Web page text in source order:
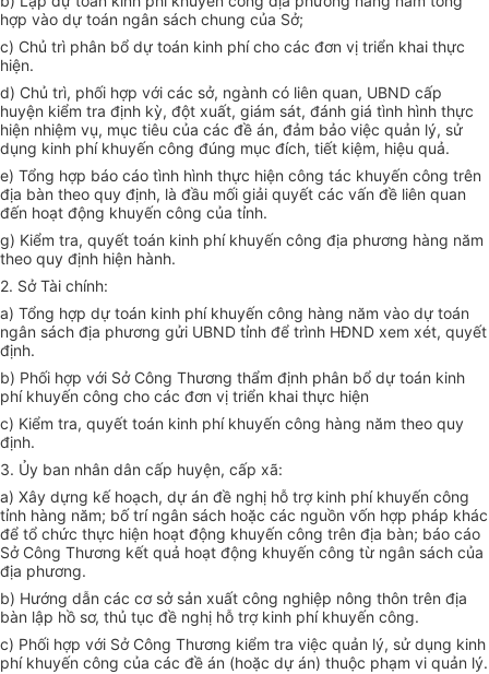
hợp vào dự toán ngân sách chung của Sở;
c) Chủ trì phân bổ dự toán kinh phí cho các đơn vị triển khai thực
hiện.
d) Chủ trì, phối hợp với các sở, ngành có liên quan, UBND cấp
huyện kiểm tra định kỳ, đột xuất, giám sát, đánh giá tình hình thực
hiện nhiệm vụ, mục tiêu của các đề án, đảm bảo việc quản lý, sử
dụng kinh phí khuyến công đúng mục đích, tiết kiệm, hiệu quả.
e) Tổng hợp báo cáo tình hình thực hiện công tác khuyến công trên
địa bàn theo quy định, là đầu mối giải quyết các vấn đề liên quan
đến hoạt động khuyến công của tỉnh.
g) Kiểm tra, quyết toán kinh phí khuyến công địa phương hàng năm
theo quy định hiện hành.
2. Sở Tài chính:
a) Tổng hợp dự toán kinh phí khuyến công hàng năm vào dự toán
ngân sách địa phương gửi UBND tỉnh để trình HĐND xem xét, quyết
định.
b) Phối hợp với Sở Công Thương thẩm định phân bổ dự toán kinh
phí khuyến công cho các đơn vị triển khai thực hiện
c) Kiểm tra, quyết toán kinh phí khuyến công hàng năm theo quy
định.
3. Ủy ban nhân dân cấp huyện, cấp xã:
a) Xây dựng kế hoạch, dự án đề nghị hỗ trợ kinh phí khuyến công
tỉnh hàng năm; bố trí ngân sách hoặc các nguồn vốn hợp pháp khác
để tổ chức thực hiện hoạt động khuyến công trên địa bàn; báo cáo
Sở Công Thương kết quả hoạt động khuyến công từ ngân sách của
địa phương.
b) Hướng dẫn các cơ sở sản xuất công nghiệp nông thôn trên địa
bàn lập hồ sơ, thủ tục đề nghị hỗ trợ kinh phí khuyến công.
c) Phối hợp với Sở Công Thương kiểm tra việc quản lý, sử dụng kinh
phí khuyến công của các đề án (hoặc dự án) thuộc phạm vi quản lý.